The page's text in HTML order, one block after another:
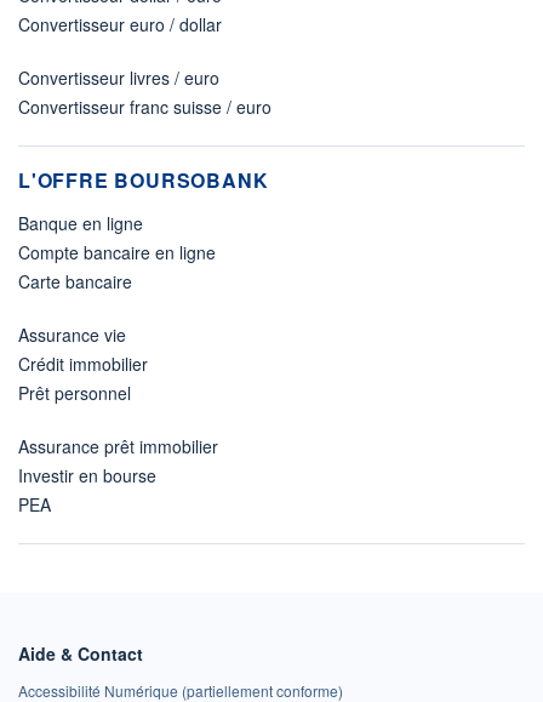
Convertisseur euro / dollar
Convertisseur livres / euro
Convertisseur franc suisse / euro
L'OFFRE BOURSOBANK
Banque en ligne
Compte bancaire en ligne
Carte bancaire
Assurance vie
Crédit immobilier
Prêt personnel
Assurance prêt immobilier
Investir en bourse
PEA
Aide & Contact
Accessibilité Numérique (partiellement conforme)